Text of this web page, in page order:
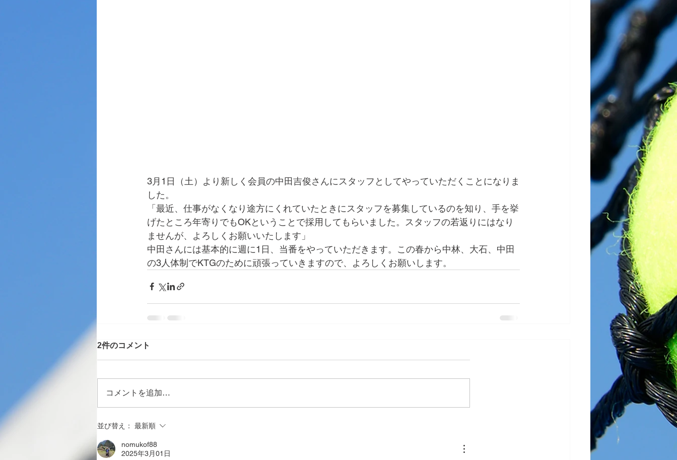
3月1日（土）より新しく会員の中田吉俊さんにスタッフとしてやっていただくことになりま
した。
「最近、仕事がなくなり途方にくれていたときにスタッフを募集しているのを知り、手を挙
げたところ年寄りでもOKということで採用してもらいました。スタッフの若返りにはなり
ませんが、よろしくお願いいたします」
中田さんには基本的に週に1日、当番をやっていただきます。この春から中林、大石、中田
の3人体制でKTGのために頑張っていきますので、よろしくお願いします。
2件のコメント
コメントを追加…
並び替え： 最新順
nomukof88
2025年3月01日